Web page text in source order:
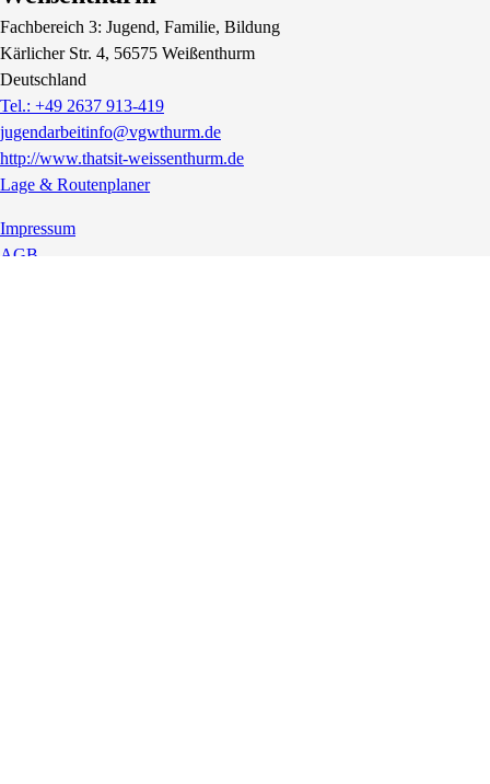
Fachbereich 3: Jugend, Familie, Bildung
Kärlicher Str. 4, 56575 Weißenthurm
Deutschland
Tel.: +49 2637 913-419
jugendarbeitinfo@vgwthurm.de
http://www.thatsit-weissenthurm.de
Lage & Routenplaner
Impressum
AGB